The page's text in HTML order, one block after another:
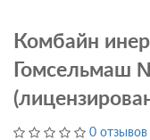
Комбайн
Гомсельмаш
0 отзывов